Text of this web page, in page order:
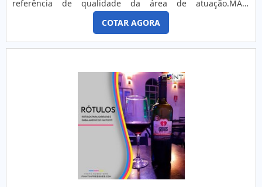
empresa foca sempre na qualidade final para fidelização do
cliente com parcerias duradouras.QUALIDADE
COMPROVADA NO SEGMENTOApenas na 4Food Print tem o
que há de melhor no ramo de etiquetas para delivery. São
para diversos seguimentos, entre eles pizzarias,
hamburguerias entre outros. Sem produzido com material
de ótima qualidade e aplicação de verniz UV que garante
alto brilho e produção do lacre. Com o objetivo de trazer a
satisfação a todos os clientes, a empresa entende que seu
melhor destaque é conquistar a confiança de cada um.
Tudo isso só é possível através do investimento em
equipamentos modernos e profissionais experientes.A
4Food Print é uma indústria gráfica que tem despontado no
mercado por toda seriedade e qualidade, o que garante a
referência de qualidade da área de atuação.MAIS
INFORMAÇÕES SOBRE ETIQUETAS ADESIVAS
INDUSTRIAISQuem está à procura de etiquetas adesivas
industriais em uma empresa inovadora, acha a GID -
Soluções em Adesivos. Disponibilizando para os clientes
focando em tecnologia e desenvolvimento no que gera
resultado ao cliente.Discorrendo ainda sobre etiquetas
adesivas industriais, mais do que visar apenas
lucratividade, deve oferecer produtos e serviços que
tenham ótima qualidade e proteção, pequenos detalhes,
mas de grande valia para saber a procedência e seriedade
da empresa.É importante lembrar que o produto deve
sempre ser adquirido com empresas especializadas no
segmento. Esse tipo de cuidado ajuda a garantir a
COTAR AGORA